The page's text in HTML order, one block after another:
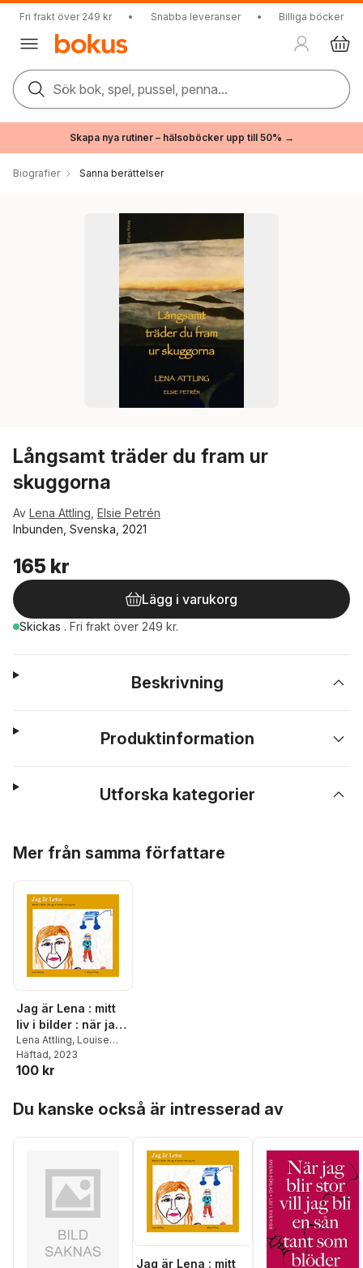
Fri frakt över 249 kr • Snabba leveranser • Billiga böcker
Sök bok, spel, pussel, penna...
Skapa nya rutiner – hälsoböcker upp till 50% →
Biografier Sanna berättelser
Långsamt träder du fram ur
skuggorna
Av Lena Attling Elsie Petrén
Inbunden, Svenska, 2021
165 kr
Lägg i varukorg
Skickas . Fri frakt över 249 kr.
Beskrivning
Produktinformation
Utforska kategorier
Mer från samma författare
Jag är Lena : mitt
liv i bilder : när jag
är kreativ och mår
bra
Lena Attling, Louise
Attling
Häftad, 2023
100 kr
Du kanske också är intresserad av
Jag är Lena : mitt